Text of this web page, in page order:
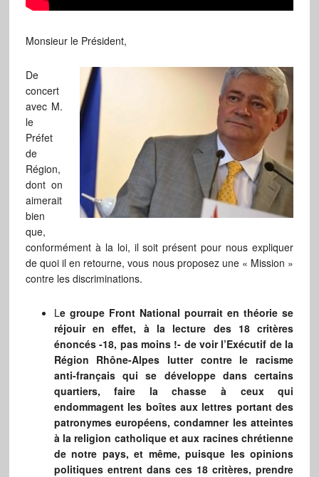
Monsieur le Président,
De
concert
avec M.
le
Préfet
de
Région,
dont on
aimerait
bien
que,
conformément à la loi, il soit présent pour nous expliquer
de quoi il en retourne, vous nous proposez une « Mission »
contre les discriminations.
Le groupe Front National pourrait en théorie se
réjouir en effet, à la lecture des 18 critères
énoncés -18, pas moins !- de voir l’Exécutif de la
Région Rhône-Alpes lutter contre le racisme
anti-français qui se développe dans certains
quartiers, faire la chasse à ceux qui
endommagent les boîtes aux lettres portant des
patronymes européens, condamner les atteintes
à la religion catholique et aux racines chrétienne
de notre pays, et même, puisque les opinions
politiques entrent dans ces 18 critères, prendre